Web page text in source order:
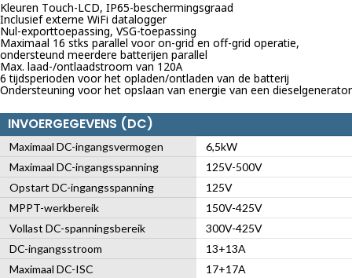
Kleuren Touch-LCD, IP65-beschermingsgraad
Inclusief externe WiFi datalogger
Nul-exporttoepassing, VSG-toepassing
Maximaal 16 stks parallel voor on-grid en off-grid operatie,
ondersteund meerdere batterijen parallel
Max. laad-/ontlaadstroom van 120A
6 tijdsperioden voor het opladen/ontladen van de batterij
Ondersteuning voor het opslaan van energie van een dieselgenerator
INVOERGEGEVENS (DC)
Maximaal DC-ingangsvermogen
6,5kW
Maximaal DC-ingangsspanning
125V-500V
Opstart DC-ingangsspanning
125V
MPPT-werkbereik
150V-425V
Vollast DC-spanningsbereik
300V-425V
DC-ingangsstroom
13+13A
Maximaal DC-ISC
17+17A